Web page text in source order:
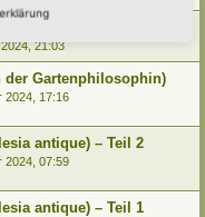
21:03
der Gartenphilosophin)
2024, 17:16
antique) – Teil 2
2024, 07:59
antique) – Teil 1